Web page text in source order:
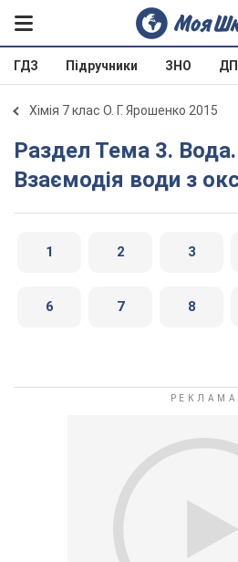
ГДЗ Підручники ЗНО
Хімія 7 клас О. Г. Ярошенко 2015
Раздел Тема 3. Вода. § 36.
Взаємодія води з
1 2 3
6 7 8